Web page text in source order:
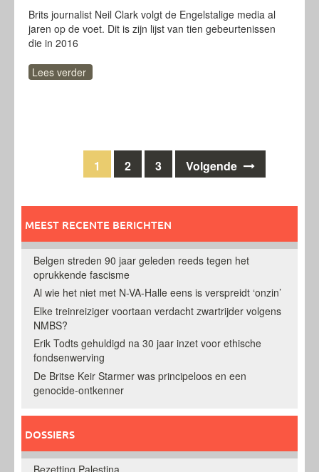
Brits journalist Neil Clark volgt de Engelstalige media al
jaren op de voet. Dit is zijn lijst van tien gebeurtenissen
die in 2016
Lees verder
Berichten
1 2 3 Volgende
MEEST RECENTE BERICHTEN
Belgen streden 90 jaar geleden reeds tegen het
oprukkende fascisme
Al wie het niet met N-VA-Halle eens is verspreidt ‘onzin’
Elke treinreiziger voortaan verdacht zwartrijder volgens
NMBS?
Erik Todts gehuldigd na 30 jaar inzet voor ethische
fondsenwerving
De Britse Keir Starmer was principeloos en een
genocide-ontkenner
DOSSIERS